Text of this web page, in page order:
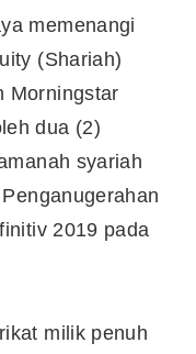
memenangi
(Shariah)
Morningstar
dua (2)
syariah
2019 pada
milik penuh